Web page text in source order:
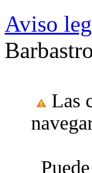
Aviso
Barbastro
Las